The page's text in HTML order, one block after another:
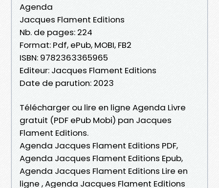
Agenda
Jacques Flament Editions
Nb. de pages: 224
Format: Pdf, ePub, MOBI, FB2
ISBN: 9782363365965
Editeur: Jacques Flament Editions
Date de parution: 2023
Télécharger ou lire en ligne Agenda Livre
gratuit (PDF ePub Mobi) pan Jacques
Flament Editions.
Agenda Jacques Flament Editions PDF,
Agenda Jacques Flament Editions Epub,
Agenda Jacques Flament Editions Lire en
ligne , Agenda Jacques Flament Editions